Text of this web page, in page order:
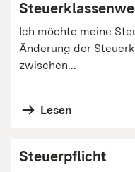
Ich möchte meine
Änderung der
zwischen...
Lesen
Steuerpflicht